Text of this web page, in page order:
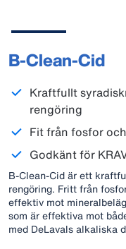
B-Clean-Cid
Kraftfullt
rengöring
Fit från fosfor
Godkänt för
B-Clean-Cid är ett
rengöring. Fritt från
effektiv mot
som är effektiva mot
med DeLavals alkaliska